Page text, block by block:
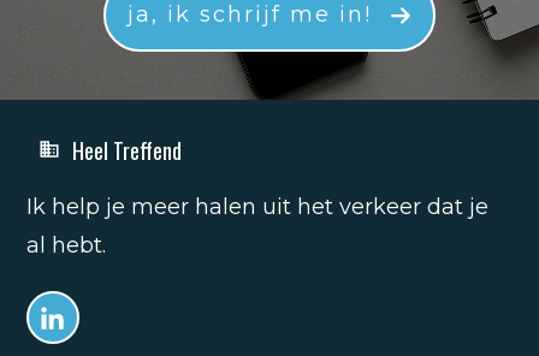
ja, ik schrijf me in!
Heel Treffend
Ik help je meer halen uit het verkeer dat je
al hebt.